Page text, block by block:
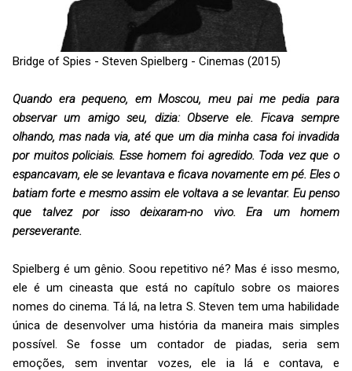
Bridge of Spies - Steven Spielberg - Cinemas (2015)
Quando era pequeno, em Moscou, meu pai me pedia para
observar um amigo seu, dizia: Observe ele. Ficava sempre
olhando, mas nada via, até que um dia minha casa foi invadida
por muitos policiais. Esse homem foi agredido. Toda vez que o
espancavam, ele se levantava e ficava novamente em pé. Eles o
batiam forte e mesmo assim ele voltava a se levantar. Eu penso
que talvez por isso deixaram-no vivo. Era um homem
perseverante.
Spielberg é um gênio. Soou repetitivo né? Mas é isso mesmo,
ele é um cineasta que está no capítulo sobre os maiores
nomes do cinema. Tá lá, na letra S. Steven tem uma habilidade
única de desenvolver uma história da maneira mais simples
possível. Se fosse um contador de piadas, seria sem
emoções, sem inventar vozes, ele ia lá e contava, e